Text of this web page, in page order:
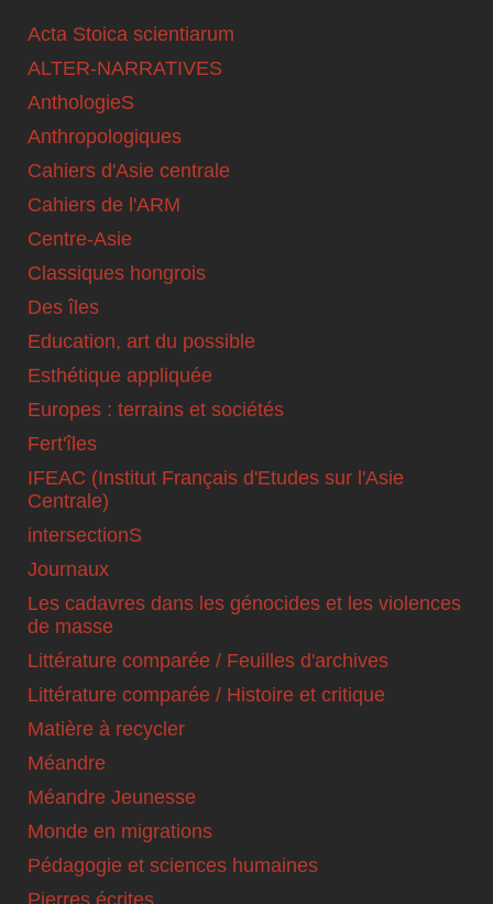
Acta Stoica scientiarum
ALTER-NARRATIVES
AnthologieS
Anthropologiques
Cahiers d'Asie centrale
Cahiers de l'ARM
Centre-Asie
Classiques hongrois
Des îles
Education, art du possible
Esthétique appliquée
Europes : terrains et sociétés
Fert'îles
IFEAC (Institut Français d'Etudes sur l'Asie
Centrale)
intersectionS
Journaux
Les cadavres dans les génocides et les violences
de masse
Littérature comparée / Feuilles d'archives
Littérature comparée / Histoire et critique
Matière à recycler
Méandre
Méandre Jeunesse
Monde en migrations
Pédagogie et sciences humaines
Pierres écrites